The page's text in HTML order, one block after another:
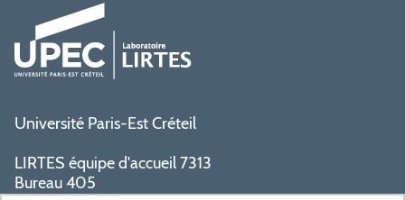
Université Paris-Est Créteil
LIRTES équipe d'accueil 7313
Bureau 405